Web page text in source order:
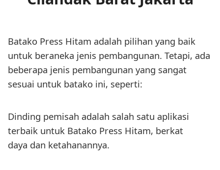
Batako Press Hitam adalah pilihan yang baik
untuk beraneka jenis pembangunan. Tetapi, ada
beberapa jenis pembangunan yang sangat
sesuai untuk batako ini, seperti:
Dinding pemisah adalah salah satu aplikasi
terbaik untuk Batako Press Hitam, berkat
daya dan ketahanannya.